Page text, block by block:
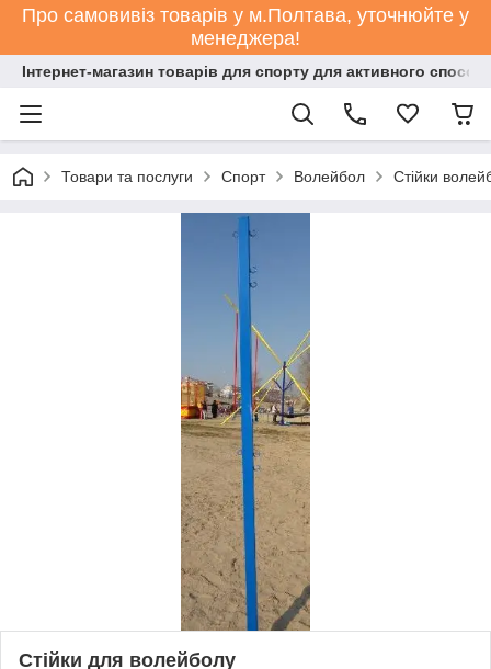
Про самовивіз товарів у м.Полтава, уточнюйте у
менеджера!
Інтернет-магазин товарів для спорту для активного
Товари та послуги Спорт Волейбол Стійки
Стійки для волейболу